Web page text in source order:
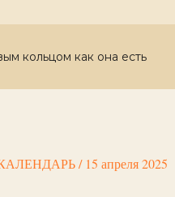
кольцом как она есть
/ 15 апреля 2025